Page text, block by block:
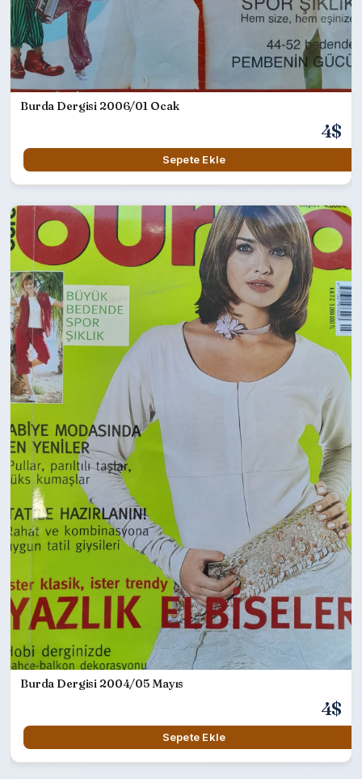
Burda Dergisi 2006/01 Ocak
4$
Sepete Ekle
Burda Dergisi 2004/05 Mayıs
4$
Sepete Ekle